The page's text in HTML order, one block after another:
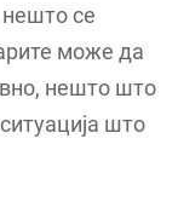
нешто се
може да
нешто што
што